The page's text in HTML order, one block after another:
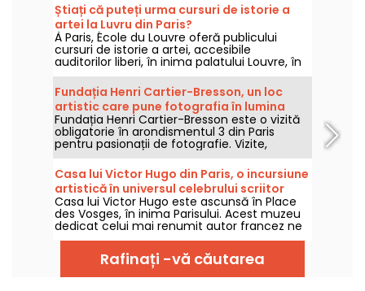
Știați că puteți urma cursuri de istorie a
artei la Luvru din Paris?
À Paris, École du Louvre oferă publicului
cursuri de istorie a artei, accesibile
auditorilor liberi, în inima palatului Louvre, în
fiecare an, din septembrie până în iunie.
Conferințe gratuite sunt, de asemenea,
organizate ocazional de muzeu. Ca să devii
un adevărat specialist în istoria artei!
Fundația Henri Cartier-Bresson, un loc
artistic care pune fotografia în lumina
reflectoarelor la Paris
Fundația Henri Cartier-Bresson este o vizită
obligatorie în arondismentul 3 din Paris
pentru pasionații de fotografie. Vizite,
expoziții, aflați ce este nou la această
instituție culturală.
Casa lui Victor Hugo din Paris, o incursiune
artistică în universul celebrului scriitor
francez
Casa lui Victor Hugo este ascunsă în Place
des Vosges, în inima Parisului. Acest muzeu
dedicat celui mai renumit autor francez ne
oferă prilejul să descoperim apartamentul în
care a trăit artistul și familia sa, precum și
universul său artistic.
Rafinați -vă căutarea